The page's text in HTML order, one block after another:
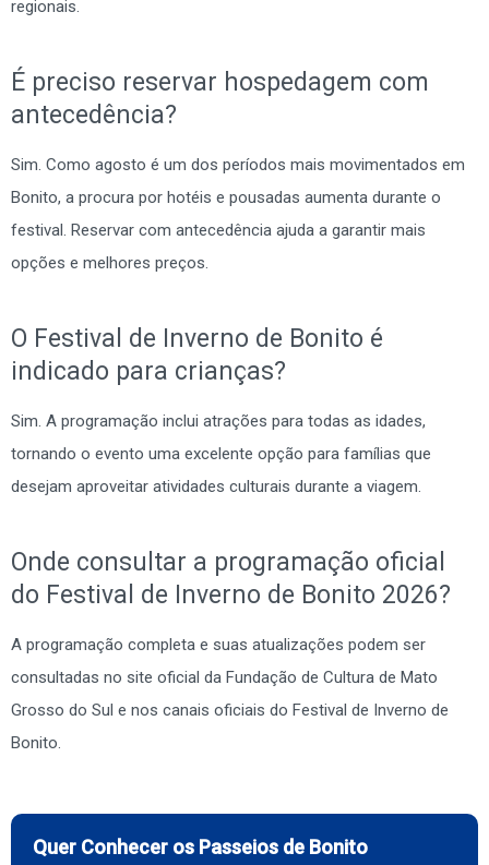
regionais.
É preciso reservar hospedagem com
antecedência?
Sim. Como agosto é um dos períodos mais movimentados em
Bonito, a procura por hotéis e pousadas aumenta durante o
festival. Reservar com antecedência ajuda a garantir mais
opções e melhores preços.
O Festival de Inverno de Bonito é
indicado para crianças?
Sim. A programação inclui atrações para todas as idades,
tornando o evento uma excelente opção para famílias que
desejam aproveitar atividades culturais durante a viagem.
Onde consultar a programação oficial
do Festival de Inverno de Bonito 2026?
A programação completa e suas atualizações podem ser
consultadas no site oficial da Fundação de Cultura de Mato
Grosso do Sul e nos canais oficiais do Festival de Inverno de
Bonito.
Quer Conhecer os Passeios de Bonito